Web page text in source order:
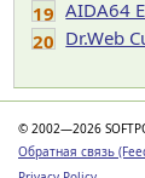
19 AIDA64
20 Dr.Web
© 2002—2026
Обратная связь